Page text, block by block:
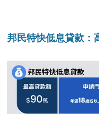
邦民特快低息貸款：